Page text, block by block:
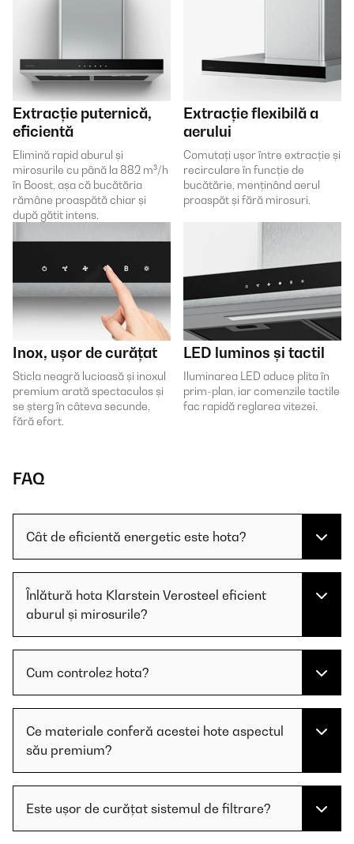
Extracție puternică,
eficientă
Elimină rapid aburul și
mirosurile cu până la 882 m³/h
în Boost, așa că bucătăria
rămâne proaspătă chiar și
după gătit intens.
Extracție flexibilă a
aerului
Comutați ușor între extracție și
recirculare în funcție de
bucătărie, menținând aerul
proaspăt și fără mirosuri.
Inox, ușor de curățat
Sticla neagră lucioasă și inoxul
premium arată spectaculos și
se șterg în câteva secunde,
fără efort.
LED luminos și tactil
Iluminarea LED aduce plita în
prim-plan, iar comenzile tactile
fac rapidă reglarea vitezei.
FAQ
Cât de eficientă energetic este hota?
Înlătură hota Klarstein Verosteel eficient
aburul și mirosurile?
Cum controlez hota?
Ce materiale conferă acestei hote aspectul
său premium?
Este ușor de curățat sistemul de filtrare?